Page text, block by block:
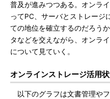
普及が進みつつある。オンラ
ってPC、サーバとストレージ
ての地位を確立するのだろう
タなどを交えながら、オンラ
について見ていく。
オンラインストレージ活用
以下のグラフは文書管理や